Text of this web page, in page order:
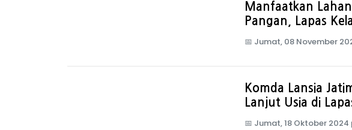
Manfaatkan
Pangan, Lapas
📅 Jumat, 08 November
Komda Lansia
Lanjut Usia di
📅 Jumat, 18 Oktober 2024